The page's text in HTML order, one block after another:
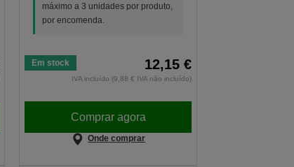
máximo a 3 unidades por produto,
por encomenda.
Em stock 12,15 €
IVA incluído (9,88 € IVA não incluído)
Comprar agora
Onde comprar